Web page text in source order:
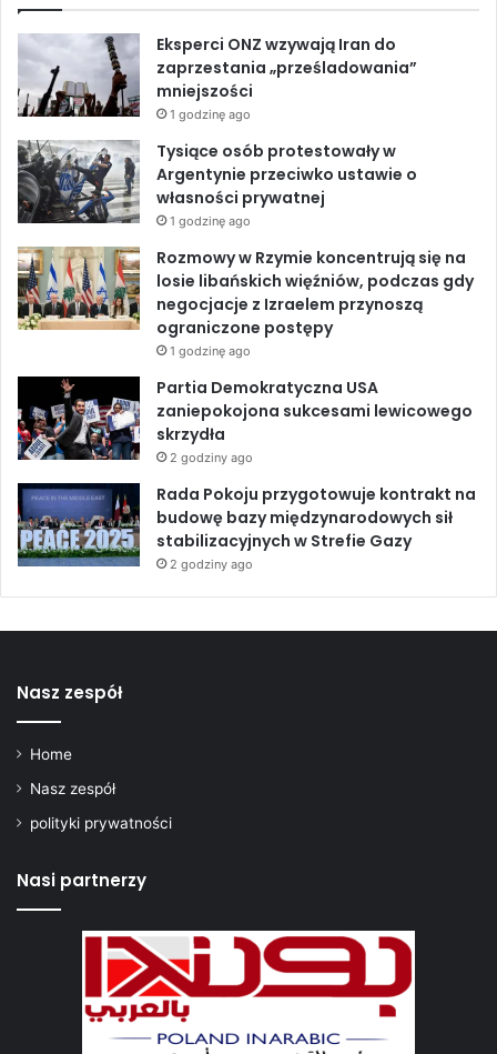
c
y
m
r
z
e
m
ó
w
i
e
n
a
f
o
r
u
m
N
e
b
o
o
k
k
e
I
n
T
u
e
Eksperci ONZ wzywają Iran do
zaprzestania „prześladowania”
mniejszości
1 godzinę ago
Tysiące osób protestowały w
Argentynie przeciwko ustawie o
własności prywatnej
1 godzinę ago
Rozmowy w Rzymie koncentrują się na
losie libańskich więźniów, podczas gdy
negocjacje z Izraelem przynoszą
ograniczone postępy
1 godzinę ago
Partia Demokratyczna USA
zaniepokojona sukcesami lewicowego
skrzydła
2 godziny ago
Rada Pokoju przygotowuje kontrakt na
budowę bazy międzynarodowych sił
stabilizacyjnych w Strefie Gazy
2 godziny ago
Nasz zespół
Home
Nasz zespół
polityki prywatności
Nasi partnerzy